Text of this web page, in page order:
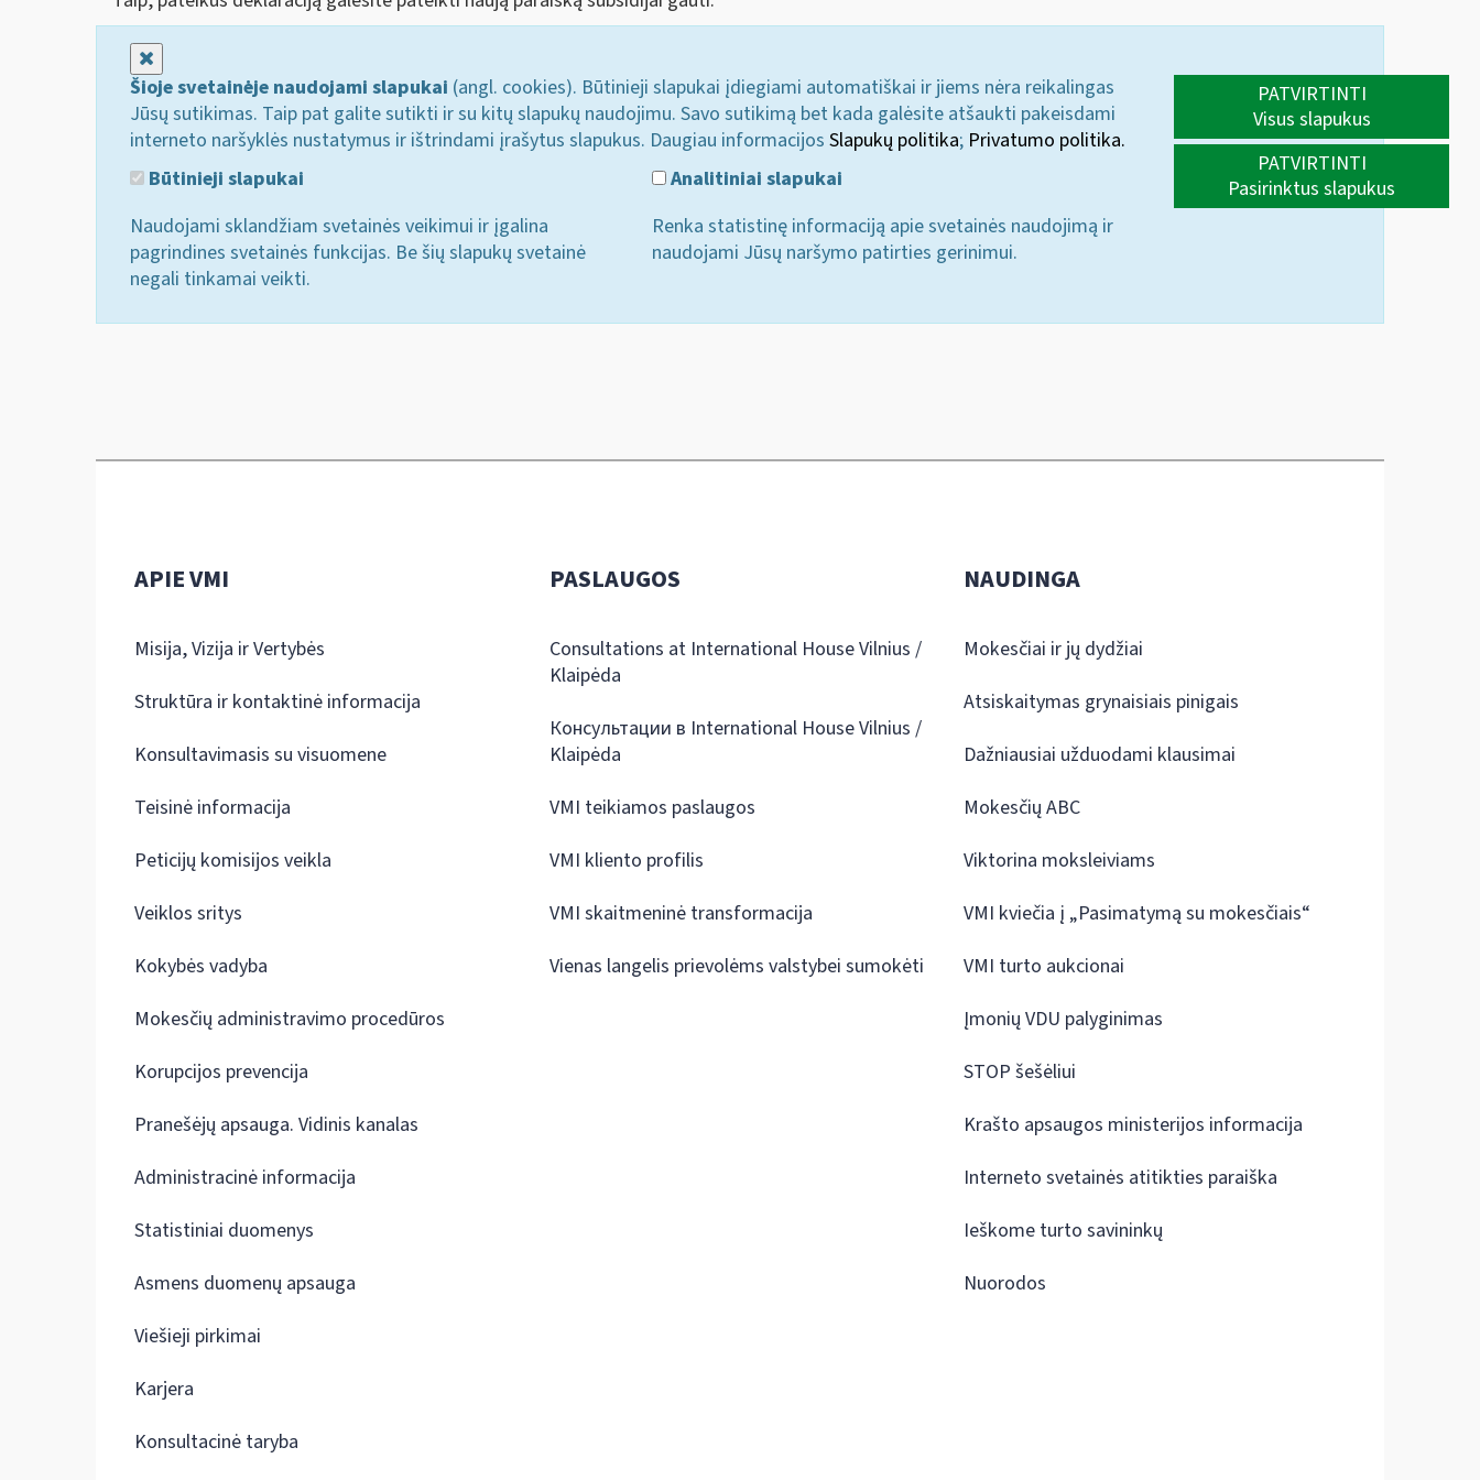
Šioje svetainėje naudojami slapukai (angl. cookies). Būtinieji slapukai įdiegiami automatiškai ir jiems nėra reikalingas
Jūsų sutikimas. Taip pat galite sutikti ir su kitų slapukų naudojimu. Savo sutikimą bet kada galėsite atšaukti pakeisdami
interneto naršyklės nustatymus ir ištrindami įrašytus slapukus. Daugiau informacijos Slapukų politika; Privatumo politika.
Būtinieji slapukai
Naudojami sklandžiam svetainės veikimui ir įgalina
pagrindines svetainės funkcijas. Be šių slapukų svetainė
negali tinkamai veikti.
Analitiniai slapukai
Renka statistinę informaciją apie svetainės naudojimą ir
naudojami Jūsų naršymo patirties gerinimui.
PATVIRTINTI
Visus slapukus
PATVIRTINTI
Pasirinktus slapukus
APIE VMI
Misija, Vizija ir Vertybės
Struktūra ir kontaktinė informacija
Konsultavimasis su visuomene
Teisinė informacija
Peticijų komisijos veikla
Veiklos sritys
Kokybės vadyba
Mokesčių administravimo procedūros
Korupcijos prevencija
Pranešėjų apsauga. Vidinis kanalas
Administracinė informacija
Statistiniai duomenys
Asmens duomenų apsauga
Viešieji pirkimai
Karjera
Konsultacinė taryba
PASLAUGOS
Consultations at International House Vilnius /
Klaipėda
Консультации в International House Vilnius /
Klaipėda
VMI teikiamos paslaugos
VMI kliento profilis
VMI skaitmeninė transformacija
Vienas langelis prievolėms valstybei sumokėti
NAUDINGA
Mokesčiai ir jų dydžiai
Atsiskaitymas grynaisiais pinigais
Dažniausiai užduodami klausimai
Mokesčių ABC
Viktorina moksleiviams
VMI kviečia į „Pasimatymą su mokesčiais“
VMI turto aukcionai
Įmonių VDU palyginimas
STOP šešėliui
Krašto apsaugos ministerijos informacija
Interneto svetainės atitikties paraiška
Ieškome turto savininkų
Nuorodos